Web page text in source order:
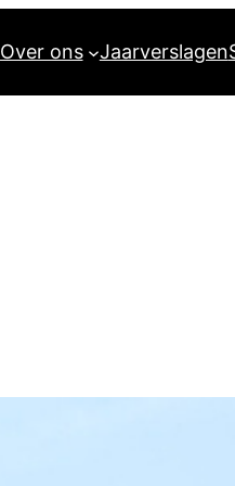
Over ons Jaarverslagen